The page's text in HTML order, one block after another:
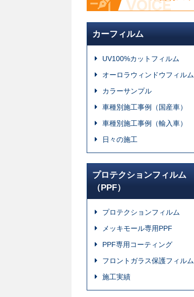
カーフィルム
UV100%カットフィルム
オーロラウィンドウフィルム
カラーサンプル
車種別施工事例（国産車）
車種別施工事例（輸入車）
日々の施工
プロテクションフィルム
（PPF）
プロテクションフィルム
メッキモール専用PPF
PPF専用コーティング
フロントガラス保護フィルム
施工実績